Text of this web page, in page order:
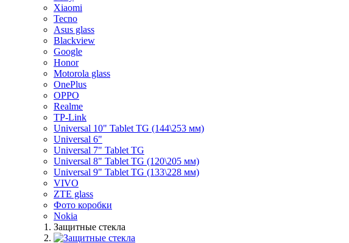
Xiaomi
Tecno
Asus glass
Blackview
Google
Honor
Motorola glass
OnePlus
OPPO
Realme
TP-Link
Universal 10" Tablet TG (144\253 мм)
Universal 6"
Universal 7" Tablet TG
Universal 8" Tablet TG (120\205 мм)
Universal 9" Tablet TG (133\228 мм)
VIVO
ZTE glass
Фото коробки
Nokia
Защитные стекла